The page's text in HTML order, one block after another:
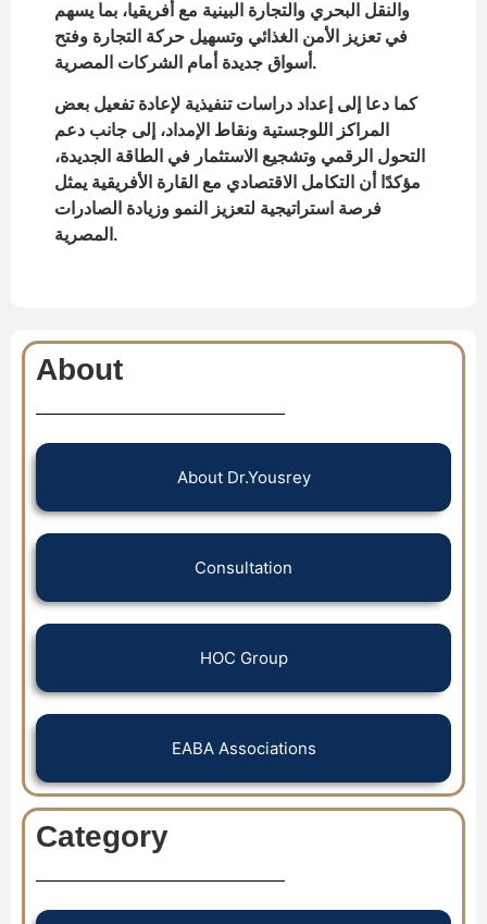
About
About Dr.Yousrey
Consultation
HOC Group
EABA Associations
Category
والنقل البحري والتجارة البينية مع أفريقيا، بما يسهم
في تعزيز الأمن الغذائي وتسهيل حركة التجارة وفتح
أسواق جديدة أمام الشركات المصرية.
كما دعا إلى إعداد دراسات تنفيذية لإعادة تفعيل بعض
المراكز اللوجستية ونقاط الإمداد، إلى جانب دعم
التحول الرقمي وتشجيع الاستثمار في الطاقة الجديدة،
مؤكدًا أن التكامل الاقتصادي مع القارة الأفريقية يمثل
فرصة استراتيجية لتعزيز النمو وزيادة الصادرات
المصرية.